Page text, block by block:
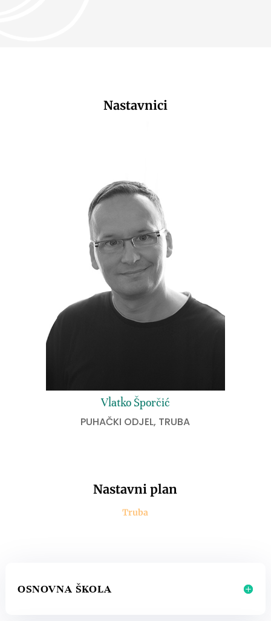
Nastavnici
Vlatko Šporčić
PUHAČKI ODJEL, TRUBA
Nastavni plan
Truba
OSNOVNA ŠKOLA